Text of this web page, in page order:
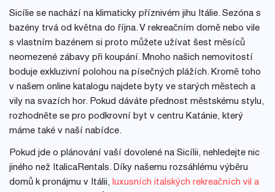
Sicílie se nachází na klimaticky příznivém jihu Itálie. Sezóna s
bazény trvá od května do října. V rekreačním domě nebo vile
s vlastním bazénem si proto můžete užívat šest měsíců
neomezené zábavy při koupání. Mnoho našich nemovitostí
boduje exkluzivní polohou na písečných plážích. Kromě toho
v našem online katalogu najdete byty ve starých městech a
vily na svazích hor. Pokud dáváte přednost městskému stylu,
rozhodněte se pro podkrovní byt v centru Katánie, který
máme také v naší nabídce.
Pokud jde o plánování vaší dovolené na Sicílii, nehledejte nic
jiného než ItalicaRentals. Díky našemu rozsáhlému výběru
domů k pronájmu v Itálii, luxusních italských rekreačních vil a